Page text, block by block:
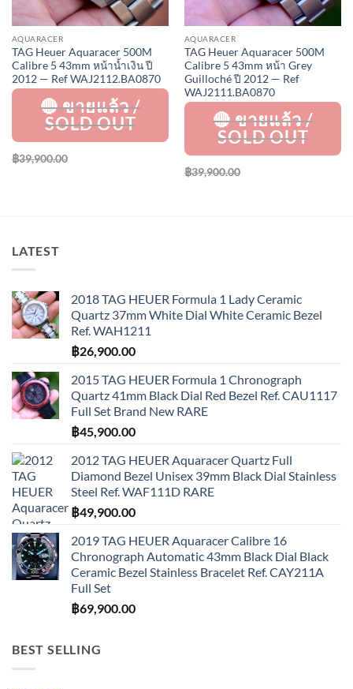
AQUARACER
TAG Heuer Aquaracer 500M
Calibre 5 43mm หน้าน้ำเงิน ปี
2012 — Ref WAJ2112.BA0870
฿39,900.00
AQUARACER
TAG Heuer Aquaracer 500M
Calibre 5 43mm หน้า Grey
Guilloché ปี 2012 — Ref
WAJ2111.BA0870
฿39,900.00
LATEST
2018 TAG HEUER Formula 1 Lady Ceramic
Quartz 37mm White Dial White Ceramic Bezel
Ref. WAH1211
฿26,900.00
2015 TAG HEUER Formula 1 Chronograph
Quartz 41mm Black Dial Red Bezel Ref. CAU1117
Full Set Brand New RARE
฿45,900.00
2012 TAG HEUER Aquaracer Quartz Full
Diamond Bezel Unisex 39mm Black Dial Stainless
Steel Ref. WAF111D RARE
฿49,900.00
2019 TAG HEUER Aquaracer Calibre 16
Chronograph Automatic 43mm Black Dial Black
Ceramic Bezel Stainless Bracelet Ref. CAY211A
Full Set
฿69,900.00
BEST SELLING